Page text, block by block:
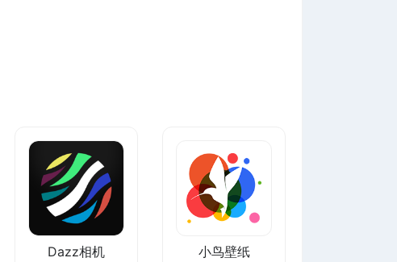
Dazz相机 小鸟壁纸